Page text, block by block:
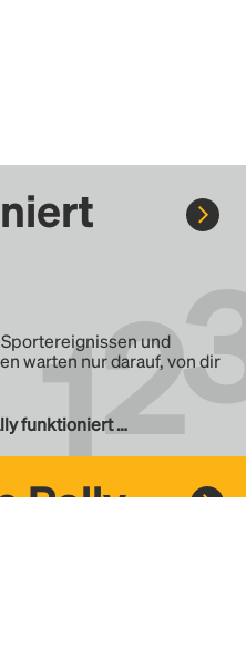
und
warten nur darauf, von dir
funktioniert …
Rally